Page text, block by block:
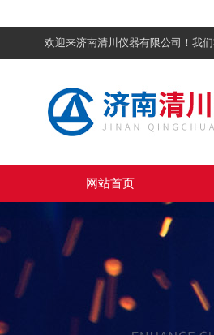
欢迎来济南清川仪器有限公司！我
网站首页